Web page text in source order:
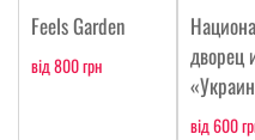
Feels Garden
від 800 грн
дворец
від 600